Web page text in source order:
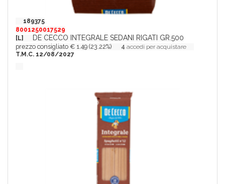
189375
8001250017529
[L]
DE CECCO INTEGRALE SEDANI RIGATI GR.500
prezzo consigliato € 1.49 (23.22%) 4 accedi per acquistare
T.M.C. 12/08/2027